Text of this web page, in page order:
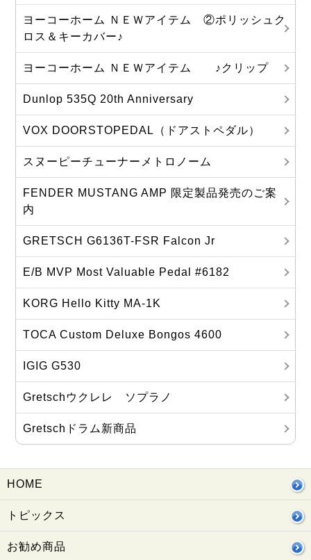
ヨーコーホーム ＮＥＷアイテム ②ポリッシュク
ロス＆キーカバー♪
ヨーコーホーム ＮＥＷアイテム ♪クリップ
Dunlop 535Q 20th Anniversary
VOX DOORSTOPEDAL（ドアストペダル）
スヌーピーチューナーメトロノーム
FENDER MUSTANG AMP 限定製品発売のご案
内
GRETSCH G6136T-FSR Falcon Jr
E/B MVP Most Valuable Pedal #6182
KORG Hello Kitty MA‐1K
TOCA Custom Deluxe Bongos 4600
IGIG G530
Gretschウクレレ ソプラノ
Gretschドラム新商品
HOME
トピックス
お勧め商品